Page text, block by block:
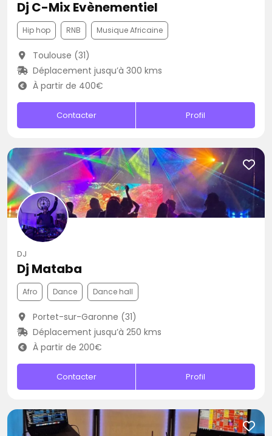
Dj C-Mix Evènementiel
Hip hop RNB Musique Africaine
Toulouse (31)
Déplacement jusqu’à 300 kms
À partir de 400€
Contacter Profil
DJ
Dj Mataba
Afro Dance Dance hall
Portet-sur-Garonne (31)
Déplacement jusqu’à 250 kms
À partir de 200€
Contacter Profil